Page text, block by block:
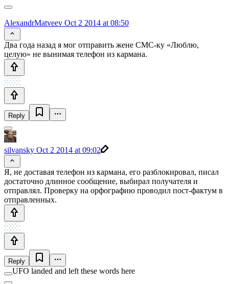
AlexandrMatveev Oct 2 2014 at 08:50
Два года назад я мог отправить жене СМС-ку «Люблю,
целую» не вынимая телефон из кармана.
Reply
silvansky Oct 2 2014 at 09:02
Я, не доставая телефон из кармана, его разблокировал, писал
достаточно длинное сообщение, выбирал получателя и
отправлял. Проверку на орфографию проводил пост-фактум в
отправленных.
Reply
UFO landed and left these words here